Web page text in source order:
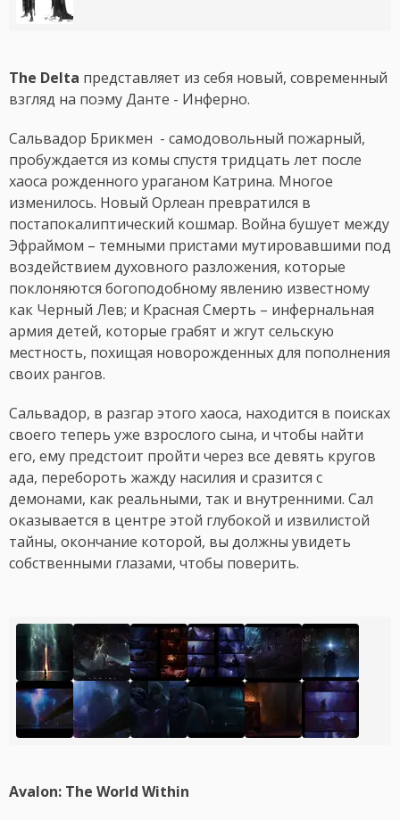
The Delta представляет из себя новый, современный
взгляд на поэму Данте - Инферно.
Сальвадор Брикмен - самодовольный пожарный,
пробуждается из комы спустя тридцать лет после
хаоса рожденного ураганом Катрина. Многое
изменилось. Новый Орлеан превратился в
постапокалиптический кошмар. Война бушует между
Эфраймом – темными пристами мутировавшими под
воздействием духовного разложения, которые
поклоняются богоподобному явлению известному
как Черный Лев; и Красная Смерть – инфернальная
армия детей, которые грабят и жгут сельскую
местность, похищая новорожденных для пополнения
своих рангов.
Сальвадор, в разгар этого хаоса, находится в поисках
своего теперь уже взрослого сына, и чтобы найти
его, ему предстоит пройти через все девять кругов
ада, перебороть жажду насилия и сразится с
демонами, как реальными, так и внутренними. Сал
оказывается в центре этой глубокой и извилистой
тайны, окончание которой, вы должны увидеть
собственными глазами, чтобы поверить.
Avalon: The World Within